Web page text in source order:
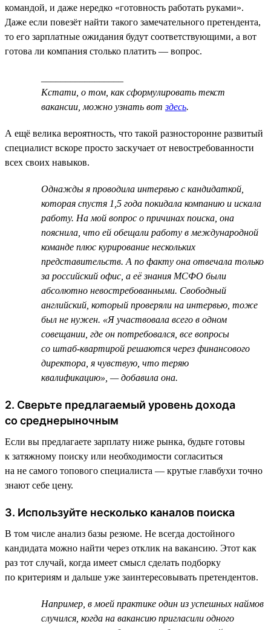
командой, и даже нередко «готовность работать руками».
Даже если повезёт найти такого замечательного претендента,
то его зарплатные ожидания будут соответствующими, а вот
готова ли компания столько платить — вопрос.
Кстати, о том, как сформулировать текст
вакансии, можно узнать вотздесь.
А ещё велика вероятность, что такой разносторонне развитый
специалист вскоре просто заскучает от невостребованности
всех своих навыков.
Однажды я проводила интервью с кандидаткой,
которая спустя 1,5 года покидала компанию и искала
работу. На мой вопрос о причинах поиска, она
пояснила, что ей обещали работу в международной
команде плюс курирование нескольких
представительств. А по факту она отвечала только
за российский офис, а её знания МСФО были
абсолютно невостребованными. Свободный
английский, который проверяли на интервью, тоже
был не нужен. «Я участвовала всего в одном
совещании, где он потребовался, все вопросы
со штаб-квартирой решаются через финансового
директора, я чувствую, что теряю
квалификацию», — добавила она.
2. Сверьте предлагаемый уровень дохода
со среднерыночным
Если вы предлагаете зарплату ниже рынка, будьте готовы
к затяжному поиску или необходимости согласиться
на не самого топового специалиста — крутые главбухи точно
знают себе цену.
3. Используйте несколько каналов поиска
В том числе анализ базы резюме. Не всегда достойного
кандидата можно найти через отклик на вакансию. Этот как
раз тот случай, когда имеет смысл сделать подборку
по критериям и дальше уже заинтересовывать претендентов.
Например, в моей практике один из успешных наймов
случился, когда на вакансию пригласили одного